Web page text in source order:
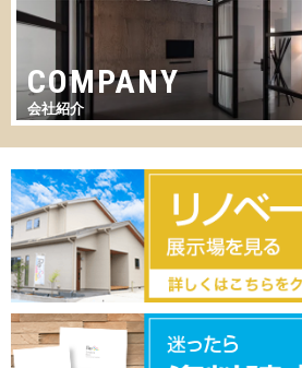
COMPANY
会社紹介